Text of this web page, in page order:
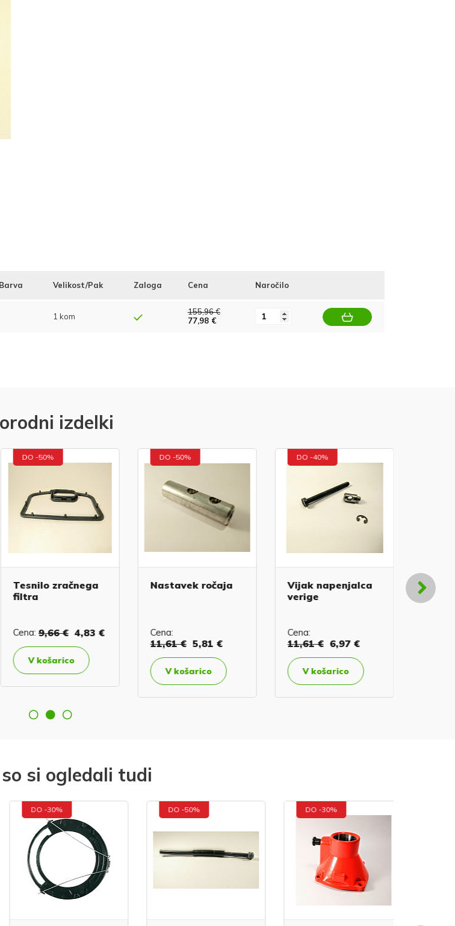
Barva Velikost/Pak Zaloga Cena Naročilo
1 kom
155,96 €
77,98 €
izdelki
DO -50%
Tesnilo zračnega
filtra
Cena: 9,66 € 4,83 €
V košarico
DO -50%
Nastavek ročaja
Cena:
11,61 € 5,81 €
V košarico
DO -40%
Vijak napenjalca
verige
Cena:
11,61 € 6,97 €
V košarico
si ogledali tudi
DO -30% DO -50% DO -30%